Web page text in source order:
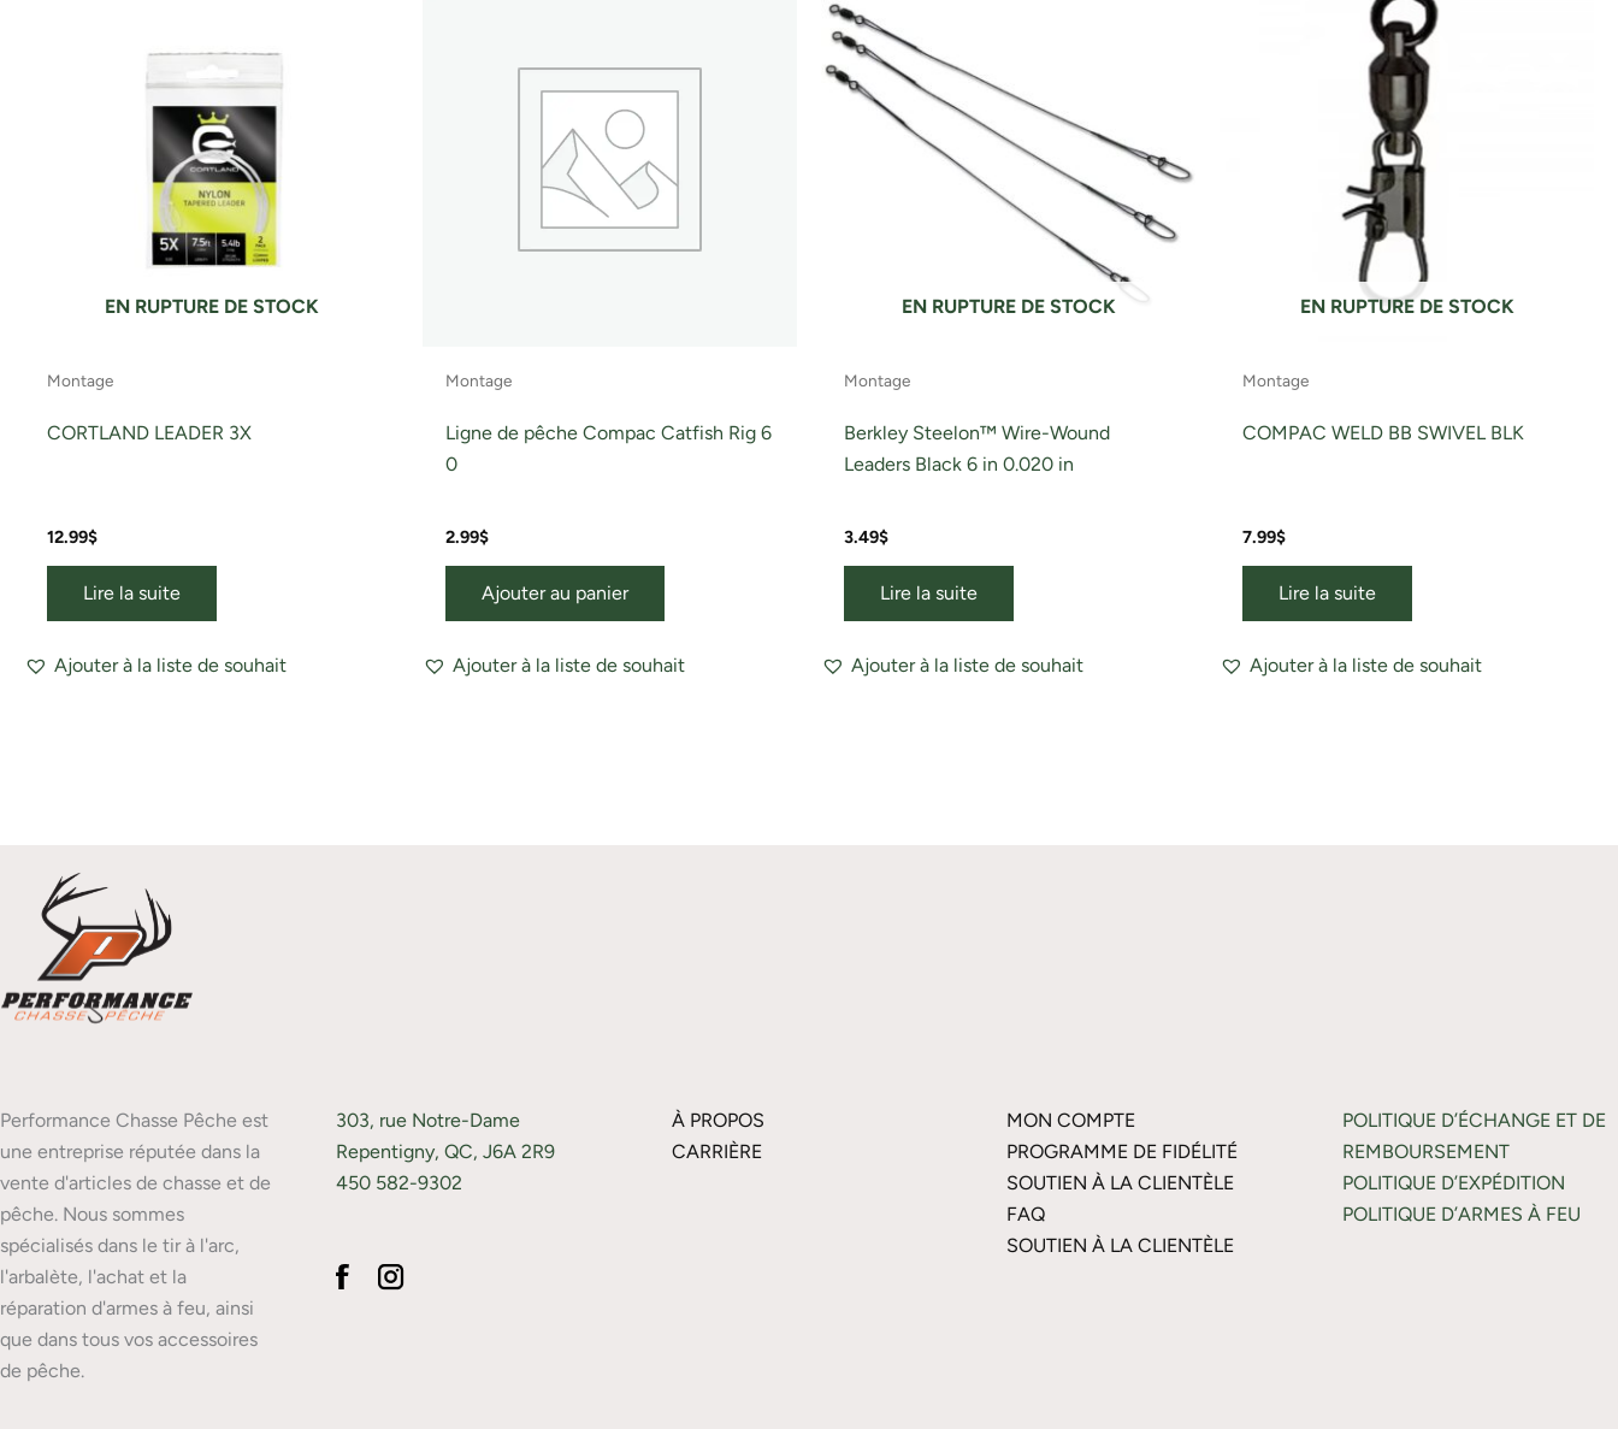
EN RUPTURE DE STOCK
Montage
CORTLAND LEADER 3X
12.99$
Lire la suite
Ajouter à la liste de souhait
Montage
Ligne de pêche Compac Catfish Rig 6
0
2.99$
Ajouter au panier
Ajouter à la liste de souhait
EN RUPTURE DE STOCK
Montage
Berkley Steelon™ Wire-Wound
Leaders Black 6 in 0.020 in
3.49$
Lire la suite
Ajouter à la liste de souhait
EN RUPTURE DE STOCK
Montage
COMPAC WELD BB SWIVEL BLK
7.99$
Lire la suite
Ajouter à la liste de souhait
Performance Chasse Pêche est
une entreprise réputée dans la
vente d'articles de chasse et de
pêche. Nous sommes
spécialisés dans le tir à l'arc,
l'arbalète, l'achat et la
réparation d'armes à feu, ainsi
que dans tous vos accessoires
de pêche.
303, rue Notre-Dame
Repentigny, QC, J6A 2R9
450 582-9302
À PROPOS
CARRIÈRE
MON COMPTE
PROGRAMME DE FIDÉLITÉ
SOUTIEN À LA CLIENTÈLE
FAQ
SOUTIEN À LA CLIENTÈLE
POLITIQUE D’ÉCHANGE ET DE
REMBOURSEMENT
POLITIQUE D’EXPÉDITION
POLITIQUE D’ARMES À FEU